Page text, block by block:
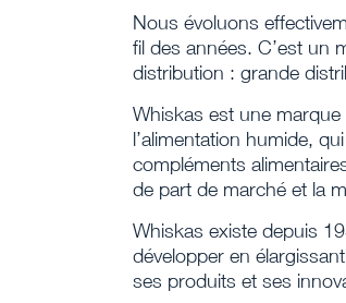
Nous évoluons
fil des années. C’est un
distribution : grande
Whiskas est une
l’alimentation humide,
compléments
de part de marché et la
Whiskas existe depuis
développer en
ses produits et ses